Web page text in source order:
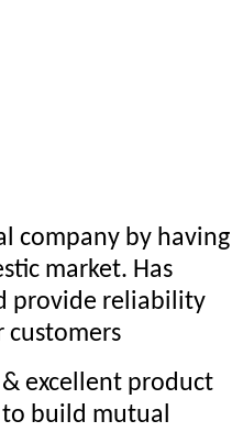
company by having
market. Has
provide reliability
customers
excellent product
build mutual